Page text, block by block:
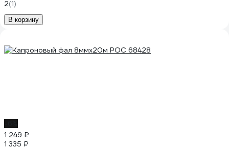
2(1)
В корзину
1 249 ₽
1 335 ₽